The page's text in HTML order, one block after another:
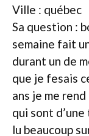
Ville : québec
Sa question :
semaine fait
durant un de
que je fesais
ans je me
qui sont
lu beaucoup